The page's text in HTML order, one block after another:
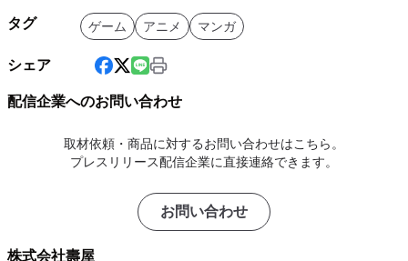
タグ ゲーム アニメ マンガ
シェア
配信企業へのお問い合わせ
取材依頼・商品に対するお問い合わせはこちら。
プレスリリース配信企業に直接連絡できます。
お問い合わせ
株式会社壽屋